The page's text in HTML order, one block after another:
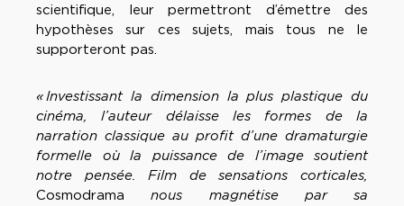
scientifique, leur permettront d’émettre des
hypothèses sur ces sujets, mais tous ne le
supporteront pas.
« Investissant la dimension la plus plastique du
cinéma, l’auteur délaisse les formes de la
narration classique au profit d’une dramaturgie
formelle où la puissance de l’image soutient
notre pensée. Film de sensations corticales,
Cosmodrama nous magnétise par sa